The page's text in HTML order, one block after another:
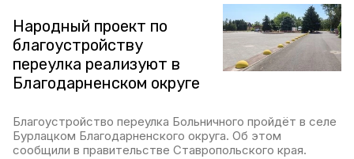
Народный проект по
благоустройству
переулка реализуют в
Благодарненском округе
Благоустройство переулка Больничного пройдёт в селе
Бурлацком Благодарненского округа. Об этом
сообщили в правительстве Ставропольского края.